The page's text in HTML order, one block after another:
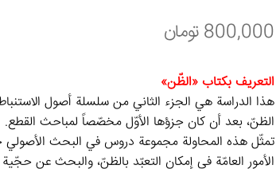
800,000تومان
التعريف بكتاب «الظّن»
هذا الدراسة هي الجزء الثاني من سلسلة أصول
الظنّ، بعد أن كان جزؤها الأوّل مخصّصاً لمباحث القطع.
تمثّل هذه المحاولة مجموعة دروس في البحث
الأمور العامّة في إمكان التعبّد بالظنّ، والبحث عن